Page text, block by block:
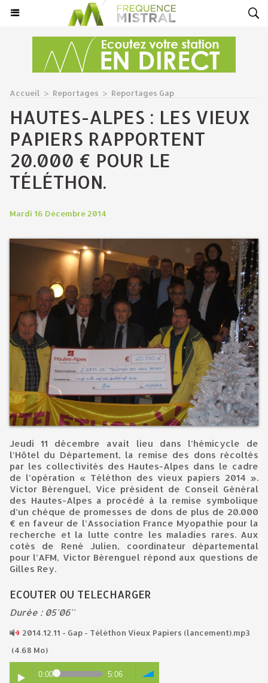
Accueil > Reportages > Reportages Gap
HAUTES-ALPES : LES VIEUX
PAPIERS RAPPORTENT
20.000 € POUR LE
TÉLÉTHON.
Mardi 16 Décembre 2014
Jeudi 11 décembre avait lieu dans l’hémicycle de
l’Hôtel du Département, la remise des dons récoltés
par les collectivités des Hautes-Alpes dans le cadre
de l’opération « Téléthon des vieux papiers 2014 ».
Victor Bérenguel, Vice président de Conseil Général
des Hautes-Alpes a procédé à la remise symbolique
d’un chèque de promesses de dons de plus de 20.000
€ en faveur de l’Association France Myopathie pour la
recherche et la lutte contre les maladies rares. Aux
cotés de René Julien, coordinateur départemental
pour l’AFM, Victor Bérenguel répond aux questions de
Gilles Rey.
ECOUTER OU TELECHARGER
Durée : 05'06''
2014.12.11 - Gap - Téléthon Vieux Papiers (lancement).mp3
(4.68 Mo)
0:00 5:06